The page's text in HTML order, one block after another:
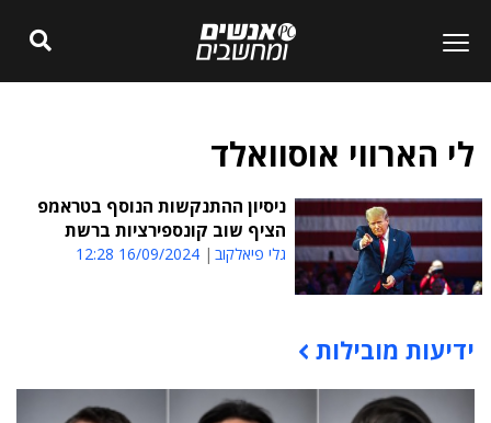
לי הארווי אוסוואלד
ניסיון ההתנקשות הנוסף בטראמפ
הציף שוב קונספירציות ברשת
גלי פיאלקוב 16/09/2024 12:28
תוכן פרסומי
ידיעות מובילות